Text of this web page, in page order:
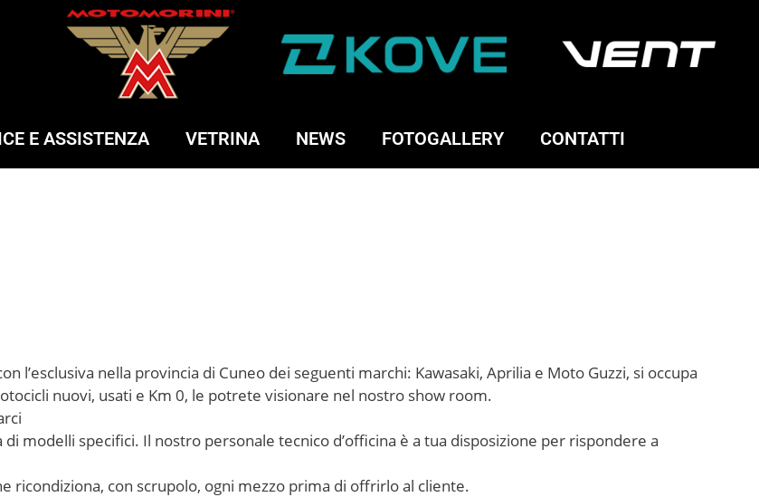
E ASSISTENZA VETRINA NEWS FOTOGALLERY CONTATTI
l’esclusiva nella provincia di Cuneo dei seguenti marchi: Kawasaki, Aprilia e Moto Guzzi, si occupa
nuovi, usati e Km 0, le potrete visionare nel nostro show room.
modelli specifici. Il nostro personale tecnico d’officina è a tua disposizione per rispondere a
ricondiziona, con scrupolo, ogni mezzo prima di offrirlo al cliente.